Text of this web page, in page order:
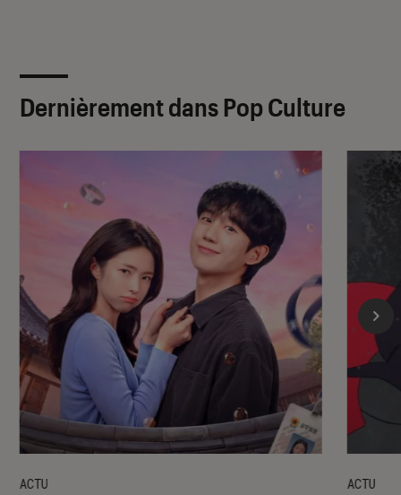
Dernièrement dans Pop Culture
ACTU ACTU